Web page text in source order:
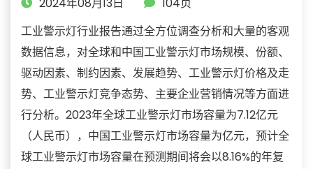
工业警示灯行业报告通过全方位调查分析和大量的客观
数据信息，对全球和中国工业警示灯市场规模、份额、
驱动因素、制约因素、发展趋势、工业警示灯价格及走
势、工业警示灯竞争态势、主要企业营销情况等方面进
行分析。2023年全球工业警示灯市场容量为7.12亿元
（人民币），中国工业警示灯市场容量为亿元，预计全
球工业警示灯市场容量在预测期间将会以8.16%的年复